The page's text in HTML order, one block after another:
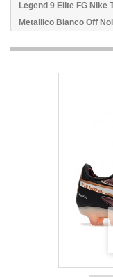
Legend 9 Elite FG Nike
Metallico Bianco Off